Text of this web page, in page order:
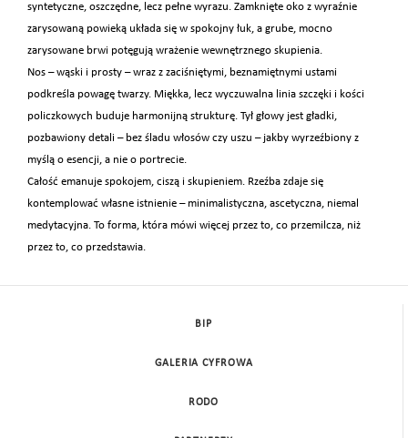
syntetyczne, oszczędne, lecz pełne wyrazu. Zamknięte oko z wyraźnie
zarysowaną powieką układa się w spokojny łuk, a grube, mocno
zarysowane brwi potęgują wrażenie wewnętrznego skupienia.
Nos – wąski i prosty – wraz z zaciśniętymi, beznamiętnymi ustami
podkreśla powagę twarzy. Miękka, lecz wyczuwalna linia szczęki i kości
policzkowych buduje harmonijną strukturę. Tył głowy jest gładki,
pozbawiony detali – bez śladu włosów czy uszu – jakby wyrzeźbiony z
myślą o esencji, a nie o portrecie.
Całość emanuje spokojem, ciszą i skupieniem. Rzeźba zdaje się
kontemplować własne istnienie – minimalistyczna, ascetyczna, niemal
medytacyjna. To forma, która mówi więcej przez to, co przemilcza, niż
przez to, co przedstawia.
BIP
GALERIA CYFROWA
RODO